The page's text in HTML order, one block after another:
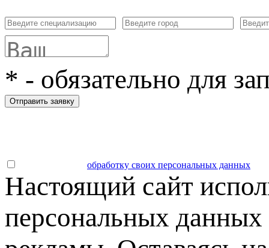
* - обязательно для
Отправить заявку
обработку своих персональных данных
Настоящий сайт
персональных данных